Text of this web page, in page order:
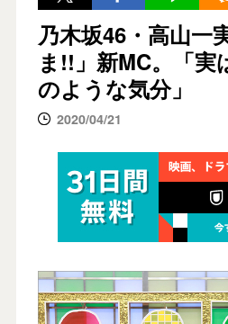
乃木坂46・高山一
ま!!」新MC。「実
のような気分」
2020/04/21